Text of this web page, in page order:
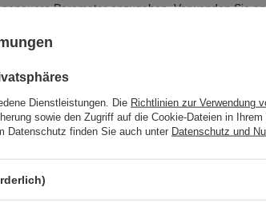
Parameter anzugeben. Verwenden Sie
IN UNSEREM SORTIMENT NICHT
und es in unserem Shop kaufen möchten,
eingeloggen.
Dienstleistungen. Die Richtlinien zur Verwendung
sowie den Zugriff auf die Cookie-Dateien in
Datenschutz finden Sie auch unter Datenschutz und